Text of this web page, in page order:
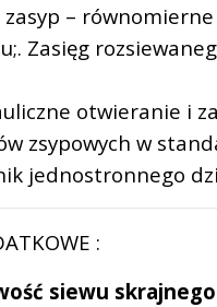
zasyp –
Zasięg
otwieranie i
zsypowych w
jednostronnego
:
siewu